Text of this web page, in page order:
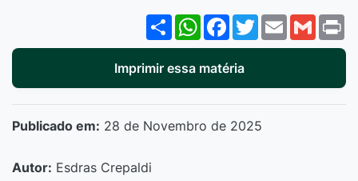
ShareWhatsApp
Facebook
Twitter
EmailGmail
Imprimir essa matéria
Publicado em: 28 de Novembro de 2025
Autor: Esdras Crepaldi